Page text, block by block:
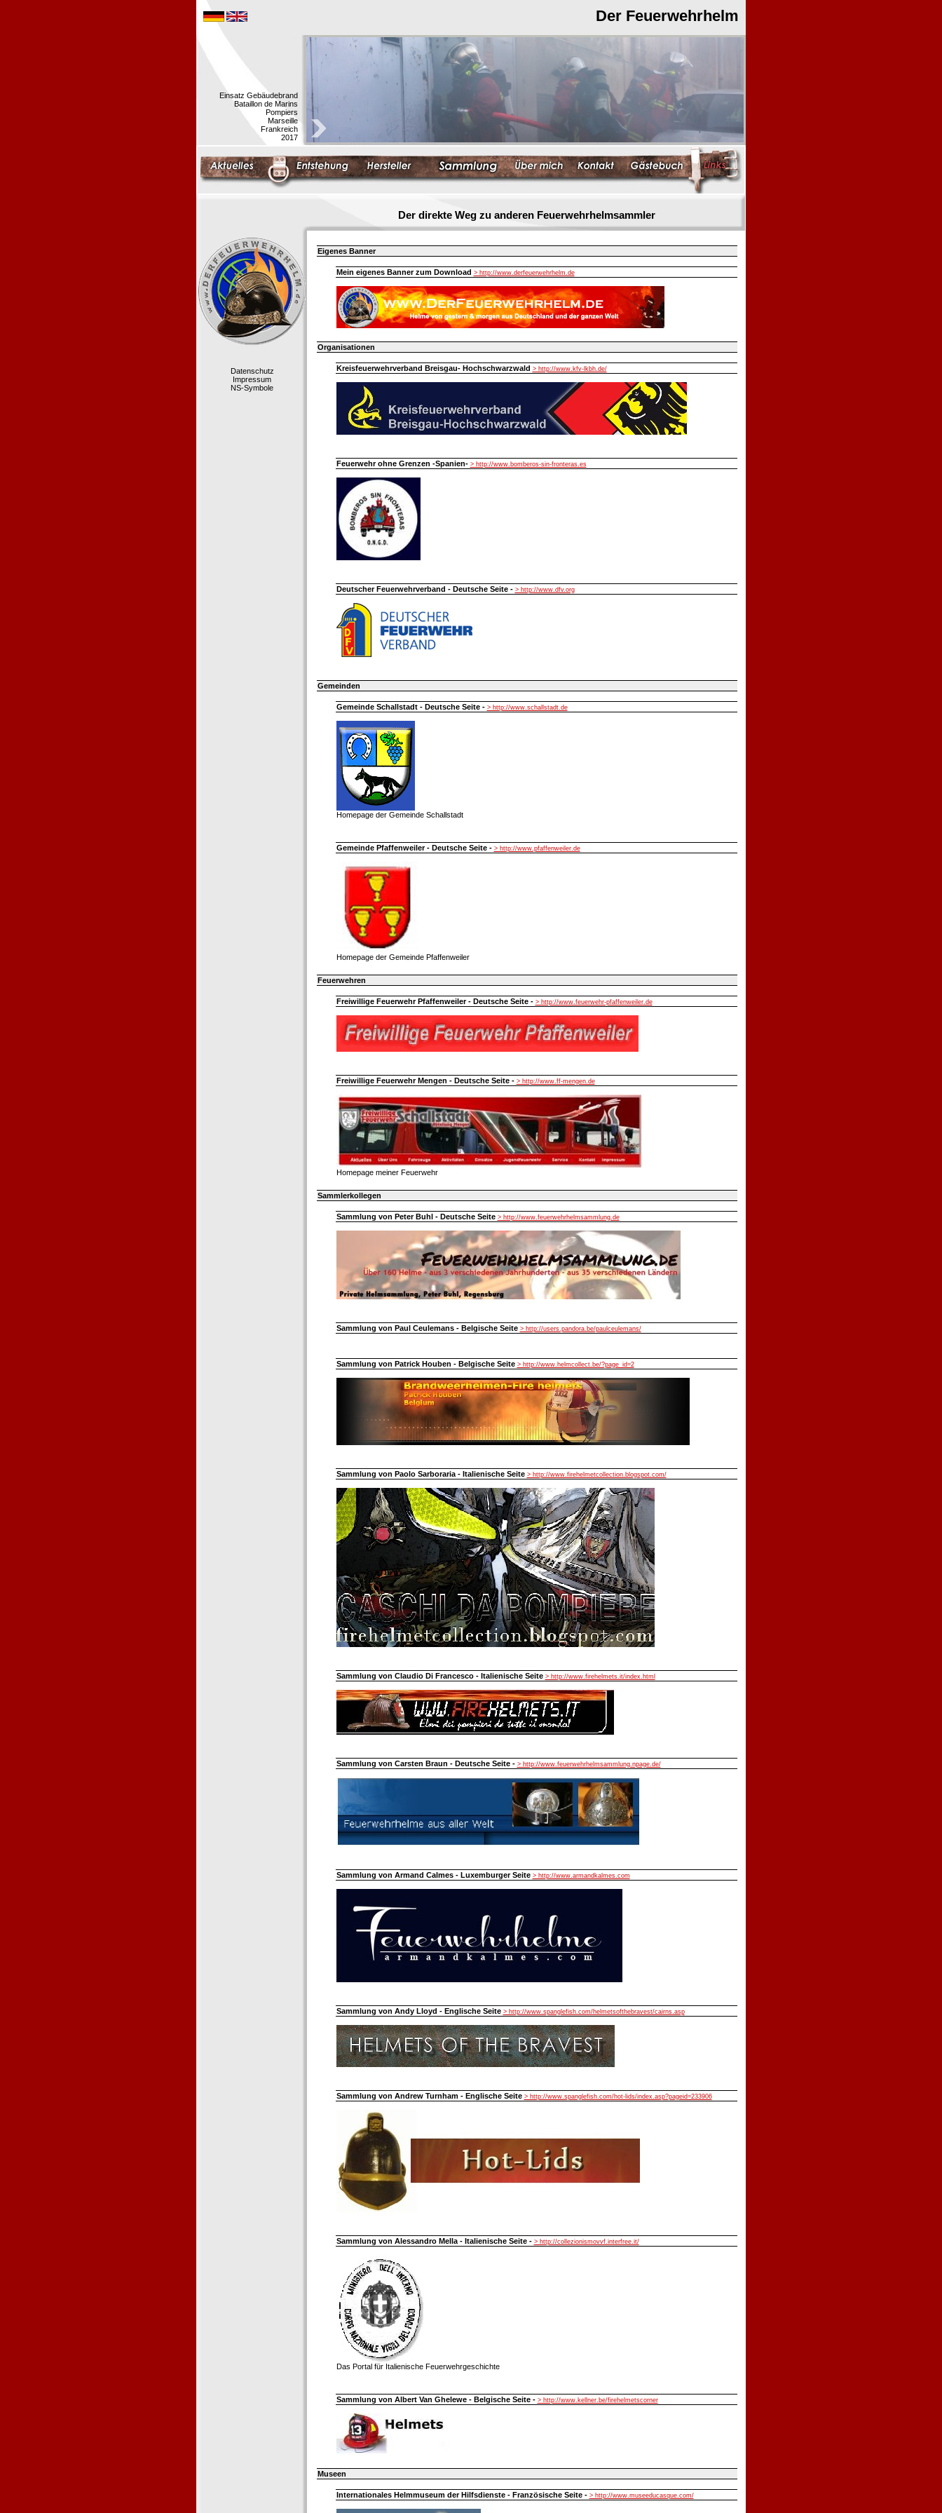
Der Feuerwehrhelm
Einsatz Gebäudebrand
Bataillon de Marins
Pompiers
Marseille
Frankreich
2017
Der direkte Weg zu anderen Feuerwehrhelmsammler
Datenschutz
Impressum
NS-Symbole
Eigenes Banner
Mein eigenes Banner zum Download > http://www.derfeuerwehrhelm.de
Organisationen
Kreisfeuerwehrverband Breisgau- Hochschwarzwald > http://www.kfv-lkbh.de/
Feuerwehr ohne Grenzen -Spanien- > http://www.bomberos-sin-fronteras.es
Deutscher Feuerwehrverband - Deutsche Seite - > http://www.dfv.org
Gemeinden
Gemeinde Schallstadt - Deutsche Seite - > http://www.schallstadt.de
Homepage der Gemeinde Schallstadt
Gemeinde Pfaffenweiler - Deutsche Seite - > http://www.pfaffenweiler.de
Homepage der Gemeinde Pfaffenweiler
Feuerwehren
Freiwillige Feuerwehr Pfaffenweiler - Deutsche Seite - > http://www.feuerwehr-pfaffenweiler.de
Freiwillige Feuerwehr Mengen - Deutsche Seite - > http://www.ff-mengen.de
Homepage meiner Feuerwehr
Sammlerkollegen
Sammlung von Peter Buhl - Deutsche Seite > http://www.feuerwehrhelmsammlung.de
Sammlung von Paul Ceulemans - Belgische Seite > http://users.pandora.be/paulceulemans/
Sammlung von Patrick Houben - Belgische Seite > http://www.helmcollect.be/?page_id=2
Sammlung von Paolo Sarboraria - Italienische Seite > http://www.firehelmetcollection.blogspot.com/
Sammlung von Claudio Di Francesco - Italienische Seite > http://www.firehelmets.it/index.html
Sammlung von Carsten Braun - Deutsche Seite - > http://www.feuerwehrhelmsammlung.npage.de/
Sammlung von Armand Calmes - Luxemburger Seite > http://www.armandkalmes.com
Sammlung von Andy Lloyd - Englische Seite > http://www.spanglefish.com/helmetsofthebravest/cairns.asp
Sammlung von Andrew Turnham - Englische Seite > http://www.spanglefish.com/hot-lids/index.asp?pageid=233906
Sammlung von Alessandro Mella - Italienische Seite - > http://collezionismovvf.interfree.it/
Das Portal für Italienische Feuerwehrgeschichte
Sammlung von Albert Van Ghelewe - Belgische Seite - > http://www.kellner.be/firehelmetscorner
Museen
Internationales Helmmuseum der Hilfsdienste - Französische Seite - > http://www.museeducasque.com/